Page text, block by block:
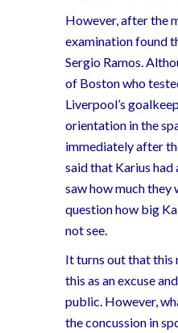
However, after the
examination found
Sergio Ramos.
of Boston who
Liverpool’s
orientation in the
immediately after
said that Karius
saw how much
question how big
not see.
It turns out that this
this as an excuse
public. However,
the concussion in